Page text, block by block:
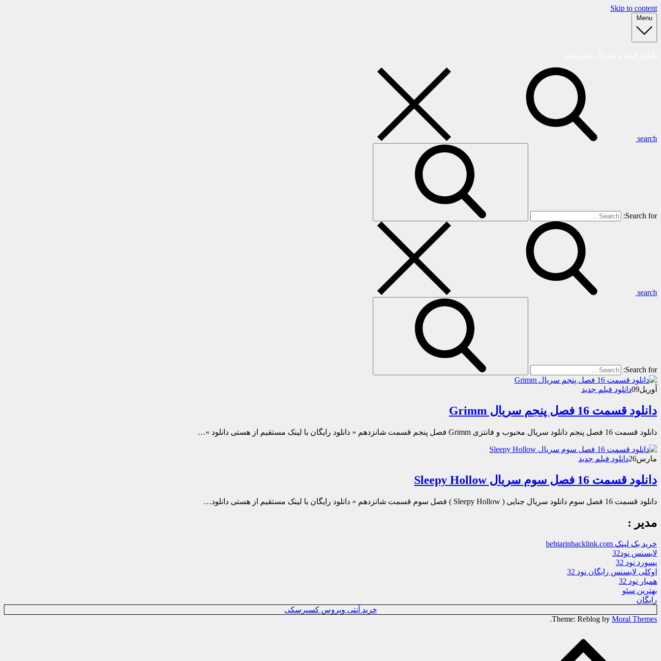
Skip to content
Menu
search
Search for:
search
Search for:
آوریل09دانلود فیلم جدید
دانلود قسمت 16 فصل پنجم سریال Grimm
دانلود قسمت 16 فصل پنجم دانلود سریال محبوب و فانتزی Grimm فصل پنجم قسمت شانزدهم « دانلود رایگان با لینک مستقیم از هستی دانلود »…
مارس26دانلود فیلم جدید
دانلود قسمت 16 فصل سوم سریال Sleepy Hollow
دانلود قسمت 16 فصل سوم دانلود سریال جنایی ( Sleepy Hollow ) فصل سوم قسمت شانزدهم « دانلود رایگان با لینک مستقیم از هستی دانلود…
مدیر :
خرید بک لینک behtarinbacklink.com
لایسنس نود32
پسورد نود 32
اوکلی لایسنس رایگان نود 32
همیار نود 32
بهترین سئو
رایگان
خرید آنتی ویروس کسپرسکی
Theme: Reblog by Moral Themes
.